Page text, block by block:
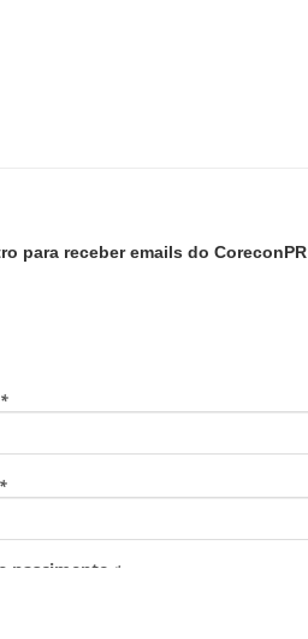
para receber emails do CoreconPR